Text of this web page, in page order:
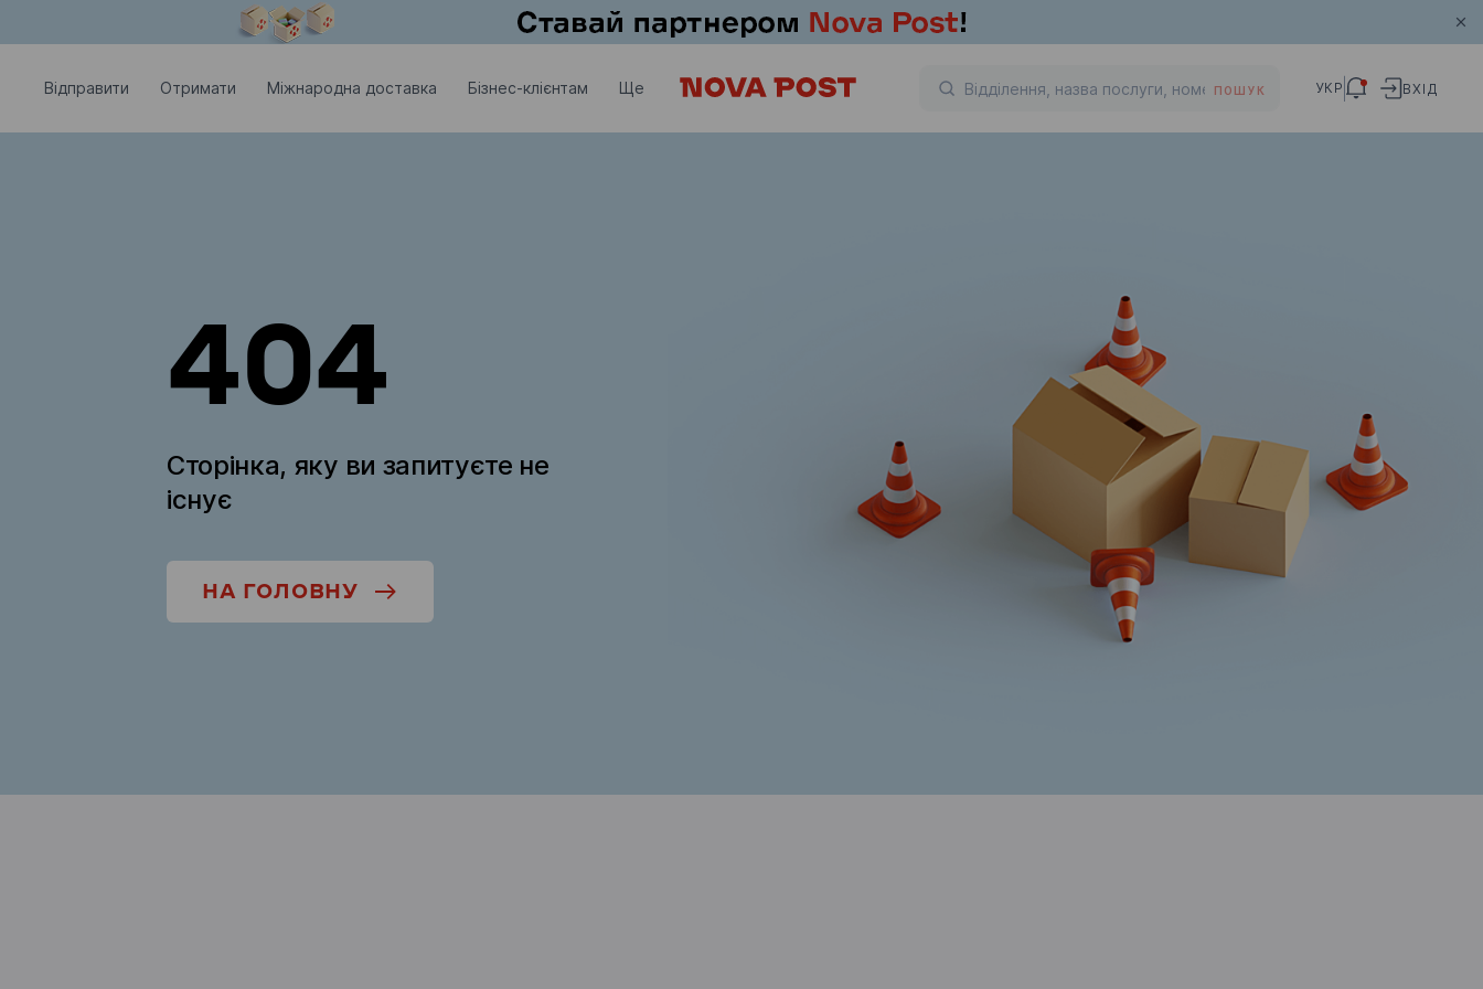
Відправити Отримати Міжнародна доставка Бізнес-клієнтам Ще ПОШУК УКР ВХІД
404
Сторінка, яку ви запитуєте не
існує
НА ГОЛОВНУ